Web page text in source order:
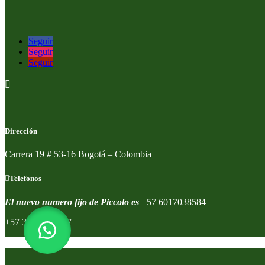
Seguir
Seguir
Seguir

Dirección
Carrera 19 # 53-16 Bogotá – Colombia
Telefonos
El nuevo numero fijo de Piccolo es +57 6017038584
+57 320 8591557